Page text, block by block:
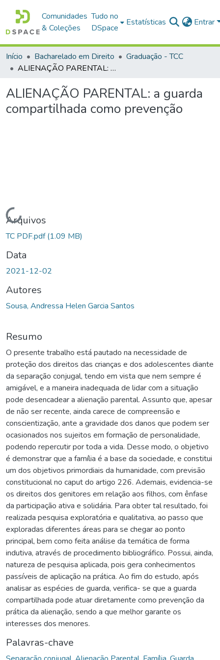
Comunidades
& Coleções
Tudo no
DSpace
Estatísticas Entrar
Início Bacharelado em Direito
Graduação - TCC
ALIENAÇÃO PARENTAL: a guarda compartilhada como prevenção
ALIENAÇÃO PARENTAL: a guarda
compartilhada como prevenção
Carregando...
Arquivos
TC PDF.pdf(1.09 MB)
Data
2021-12-02
Autores
Sousa, Andressa Helen Garcia Santos
Resumo
O presente trabalho está pautado na necessidade de
proteção dos direitos das crianças e dos adolescentes diante
da separação conjugal, tendo em vista que nem sempre é
amigável, e a maneira inadequada de lidar com a situação
pode desencadear a alienação parental. Assunto que, apesar
de não ser recente, ainda carece de compreensão e
conscientização, ante a gravidade dos danos que podem ser
ocasionados nos sujeitos em formação de personalidade,
podendo repercutir por toda a vida. Desse modo, o objetivo
é demonstrar que a família é a base da sociedade, e constitui
um dos objetivos primordiais da humanidade, com previsão
constitucional no caput do artigo 226. Ademais, evidencia-se
os direitos dos genitores em relação aos filhos, com ênfase
da participação ativa e solidária. Para obter tal resultado, foi
realizada pesquisa exploratória e qualitativa, ao passo que
exploradas diferentes áreas para se chegar ao ponto
principal, bem como feita análise da temática de forma
indutiva, através de procedimento bibliográfico. Possui, ainda,
natureza de pesquisa aplicada, pois gera conhecimentos
passíveis de aplicação na prática. Ao fim do estudo, após
analisar as espécies de guarda, verifica- se que a guarda
compartilhada pode atuar diretamente como prevenção da
prática da alienação, sendo a que melhor garante os
interesses dos menores.
Palavras-chave